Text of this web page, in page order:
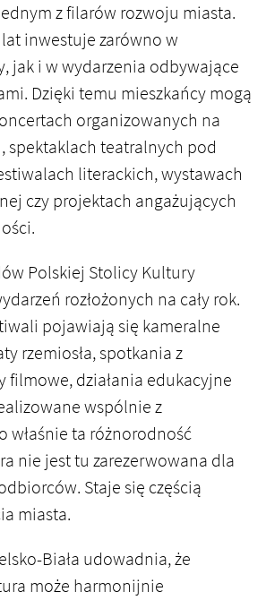
z filarów rozwoju miasta.
inwestuje zarówno w
jak i w wydarzenia odbywające
Dzięki temu mieszkańcy mogą
organizowanych na
spektaklach teatralnych pod
literackich, wystawach
czy projektach angażujących
Polskiej Stolicy Kultury
rozłożonych na cały rok.
pojawiają się kameralne
rzemiosła, spotkania z
filmowe, działania edukacyjne
wspólnie z
właśnie ta różnorodność
nie jest tu zarezerwowana dla
Staje się częścią
miasta.
Biała udowadnia, że
może harmonijnie